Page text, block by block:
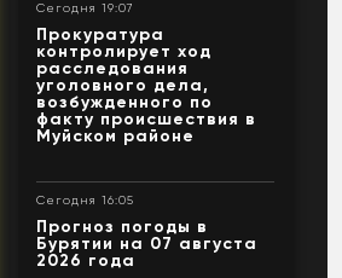
Сегодня 19:07
Прокуратура
контролирует ход
расследования
уголовного дела,
возбужденного по
факту происшествия в
Муйском районе
Сегодня 16:05
Прогноз погоды в
Бурятии на 07 августа
2026 года